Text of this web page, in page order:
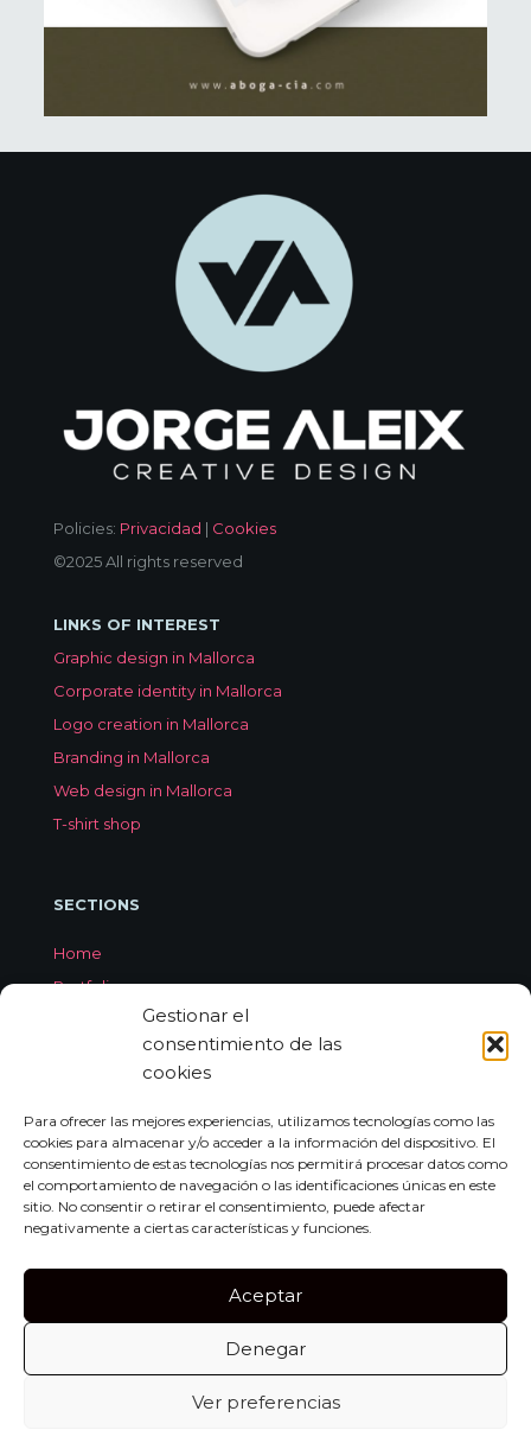
Gestionar el
consentimiento de las
cookies
Para ofrecer las mejores experiencias, utilizamos tecnologías como las
cookies para almacenar y/o acceder a la información del dispositivo. El
consentimiento de estas tecnologías nos permitirá procesar datos como
el comportamiento de navegación o las identificaciones únicas en este
sitio. No consentir o retirar el consentimiento, puede afectar
negativamente a ciertas características y funciones.
Aceptar
Denegar
Ver preferencias
Policies: Privacidad | Cookies
©2025 All rights reserved
LINKS OF INTEREST
Graphic design in Mallorca
Corporate identity in Mallorca
Logo creation in Mallorca
Branding in Mallorca
Web design in Mallorca
T-shirt shop
SECTIONS
Home
Portfolio
About Jorge Aleix
Contact
CONTACT
info@jorgealeix.com